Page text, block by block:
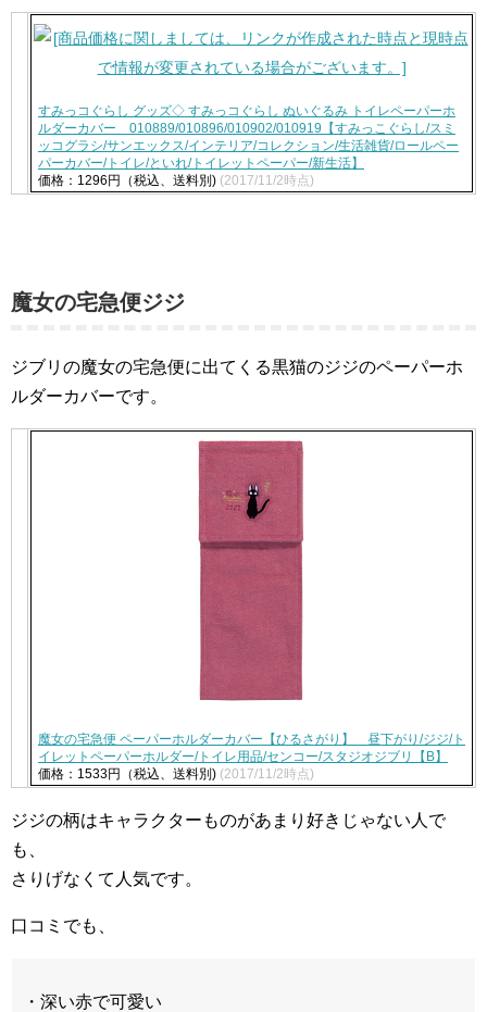
すみっコぐらし グッズ◇ すみっコぐらし ぬいぐるみ トイレペーパーホ
ルダーカバー 010889/010896/010902/010919【すみっこぐらし/スミ
ッコグラシ/サンエックス/インテリア/コレクション/生活雑貨/ロールペー
パーカバー/トイレ/といれ/トイレットペーパー/新生活】
価格：1296円（税込、送料別) (2017/11/2時点)
魔女の宅急便ジジ
ジブリの魔女の宅急便に出てくる黒猫のジジのペーパーホ
ルダーカバーです。
魔女の宅急便 ペーパーホルダーカバー【ひるさがり】 昼下がり/ジジ/ト
イレットペーパーホルダー/トイレ用品/センコー/スタジオジブリ【B】
価格：1533円（税込、送料別) (2017/11/2時点)
ジジの柄はキャラクターものがあまり好きじゃない人で
も、
さりげなくて人気です。
口コミでも、
・深い赤で可愛い